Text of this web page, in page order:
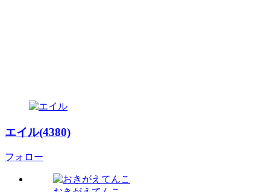
エイル(4380)
フォロー